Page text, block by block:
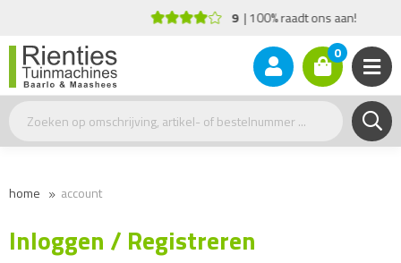
9 100% raadt ons aan!
0
home account
Inloggen / Registreren